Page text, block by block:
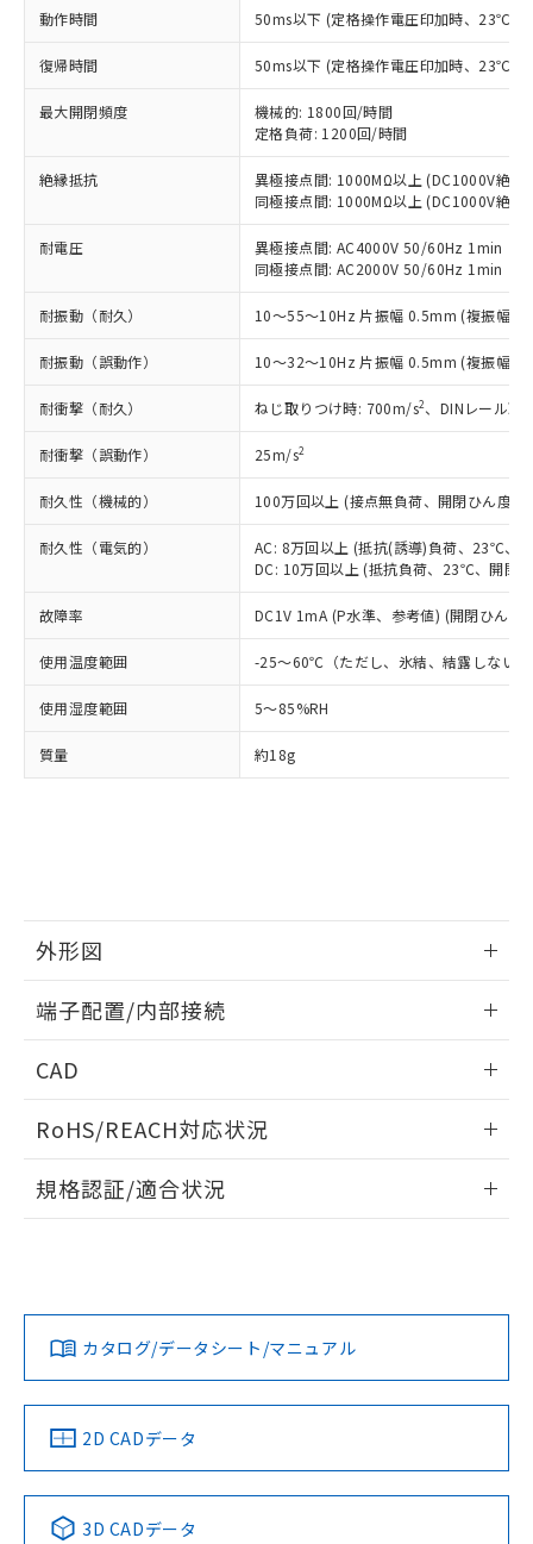
動作時間 50ms以下 (定格操作電圧印加時、23℃、
復帰時間 50ms以下 (定格操作電圧印加時、23℃、
最大開閉頻度
機械的: 1800回/時間
定格負荷: 1200回/時間
絶縁抵抗
異極接点間: 1000MΩ以上 (DC1000V絶縁
同極接点間: 1000MΩ以上 (DC1000V絶縁
耐電圧
異極接点間: AC4000V 50/60Hz 1min
同極接点間: AC2000V 50/60Hz 1min
耐振動（耐久） 10～55～10Hz 片振幅 0.5mm (複振幅
耐振動（誤動作） 10～32～10Hz 片振幅 0.5mm (複振幅
耐衝撃（耐久） ねじ取りつけ時: 700m/s2、DINレール取
耐衝撃（誤動作） 25m/s2
耐久性（機械的） 100万回以上 (接点無負荷、開閉ひん度
耐久性（電気的）
AC: 8万回以上 (抵抗(誘導)負荷、23℃、
DC: 10万回以上 (抵抗負荷、23℃、開閉
故障率 DC1V 1mA (P水準、参考値) (開閉ひん度
使用温度範囲 -25～60℃（ただし、氷結、結露しない
使用湿度範囲 5～85%RH
質量 約18g
外形図
外形図
端子配置/内部接続
端子配置/内部接続
CAD
ドすることができます。
ログイン/会員登録
ダウンロードデータをご利用いただく前に、以下を必ずお読
みください。
ソフトウェアの使用条件
RoHS/REACH対応状況
EU RoHS 注意事項・凡例
対応済み
中国 RoHS 注意事項・凡例
規格認証/適合状況
LR型式承認
（イギリス
船舶規格）
DNV型式承認
（ノルウェー
BV型式承認
（フランス
KR型式
（韓国
No No No No
カタログ/データシート/マニュアル
2D CADデータ
3D CADデータ
ご利用条件
以下の条件をお読みいただき、同意のうえ
ご利用ください。
本サービスは、当社制御機器事業取扱
商品の当社在庫状況および標準価格
(税抜)を提供させていただくもので
当社制御機器事業取扱商品の中には、
本サービスの対象外となる商品もある
在庫状況および標準価格照会結果は、
記載している更新日時点での社内デー
タに基づき作成されるものであり、閲
覧された時点での実際の在庫および標
準価格とは異なる場合があることをご
了承ください。
正式な納期状況および標準価格はお客
様のお取引先、またはお客様担当のオ
ムロン制御機器販売店・当社販売員に
ご相談ください。
オムロン制御機器販売店や当社販売拠
在庫状況および標準価格結果を当社の
事前の承諾なく第三者に漏洩または開
示しないようお願いします。
マイパーツ機能（部品リスト作成サー
ビス）をご利用いただくには、I-Web
メンバーズにご登録されている必要が
引・商談に必要な範囲で利用すること
※当社の共同利用者とは、"個人情報
の共同利用に関して"
用者の範囲」に記載されている法人を
有に対応した製品に切り替える予定のある
対応予定なし：EU RoHS指令（10物質）の
非含有に非対応の商品で、対応品を出す予
定はありません。
調査・確認中：EU RoHS指令（10物質）の
非含有の対応状況を調査中または確認中の
商品です。
非該当品：ライセンス料など無形物で、有
害物質有無と関係のない商品です。
仕入先様の事情により、非含有部品として
いたものが、含有品と判明した場合などや
むを得ず変更することがあります。
*EU RoHS指令（10物質）：
鉛(Pb) 1000ppm以下、 水銀(Hg) 1000ppm以下、 カド
ミウム(Cd) 100ppm以下、
六価クロム(Cr(Ⅵ)) 1000ppm以下、ポリ臭化ビフェニル
類(PBB) 1000ppm以下、ポリ臭化ジフェニルエーテル類
(PBDE) 1000ppm以下、フタル酸ビス(2-エチルヘキシ
ルベンジル（BBP） 1000ppm以下、フタル酸ジブチル
（DBP） 1000ppm以下、フタル酸ジイソブチル
但し、RoHS指令で産業用監視および制御機器に対する
適用除外項目は除く。
フタル酸エステル類の４物質については閾値を超える意
図的な使用がないことを確認しています。
※2 対応予定月
部品在庫の切り替え状況などにより、予定
とができます。
EU RoHS指令（10物質）の非含有証明書
※本証明書は発行日時点で非含有を証明す
るもので、過去に遡って非含有を証明する
物質の対応では、対応完了までの期間は出
荷製品に未対応品が混在することから備考
欄に対応日を記載しておりました。
既に当社にて対応品への在庫切替を完了
していることから、特段のことがない限
※1 中国RoHS○×表
「○」：最大均質材料含有率が中国RoHSの
基準値以下であることを示します。
「×」：最大均質材料含有率が中国RoHSの
基準値を超えていることを示します。
「－」：未確認です。当社販売部門へお問
い合わせください。
*中国RoHS10物質の基準値 (GB/T26572)：
Pb(鉛) :1000ppm、 Hg(水銀) : 1000ppm、 Cd(カドミウ
ム) : 100ppm、
ニル類) : 1000ppm、 PBDEs(ポリ臭化ジフェニルエーテ
DBP(フタル酸ジブチル) : 1000ppm、 DIBP(フタル酸ジ
イソブチル) : 1000ppm、 BBP(フタル酸ブチルベンジ
DEHP(フタル酸ビス(2-エチルヘキシル)) : 1000ppm
※2 環境保護使用期限
「ｅ」：有害物質（10物質）のすべてが基
準値以下であることを示します。
「10」：通常の使用状況下において有害物
及ぼさない年数を意味します。
当社は、これら貴社製品のうち、外国
為替および外国貿易法に定める商品
（以下｢規制貨物等」という）を輸出
または国外への提供する場合は、日本
国政府の輸出許可(または役務取引許
可)を取得するなどの必要な手続きを
とります。
当社は規制貨物を破棄する場合は、完
全に破砕するなど、違法に輸出されな
いよう必要な手段を講じます。
当社は貴社製品を、核兵器、ミサイ
ル、化学兵器、生物兵器またはその他
武器並びにこれらの製造装置等に一切
使用いたしません。
当社は、貴社製品を第三者に販売する
場合は、上記1、2および3の内容を当
販売先および販売に係わる関係者が違
法に輸出するおそれがある場合は、取
り引きをいたしません。
合意する キャンセル
記
号
○ 一定数以上の在庫あり
△ 一定数には満たないが在庫あり
在庫なし(最新の在庫状況につ
いては、お客様のお取引先、ま
たはお客様担当のオムロン制御
認ください)
受注生産機種、また在庫状況の
情報を公開していない機種